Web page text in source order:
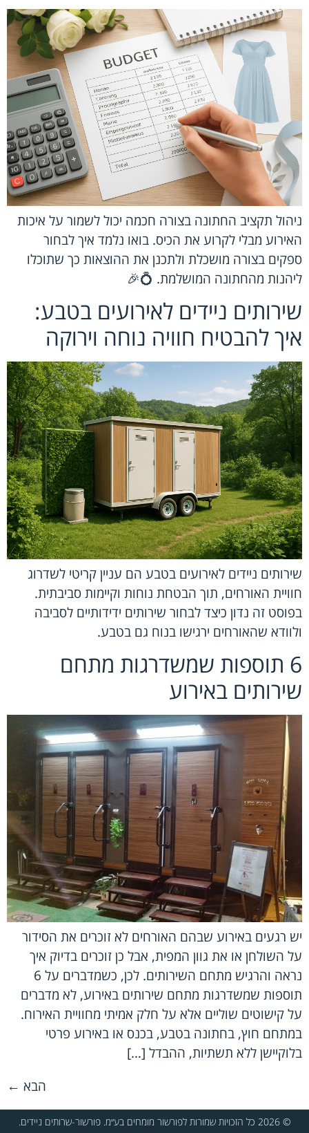
ניהול תקציב החתונה בצורה חכמה יכול לשמור על איכות
האירוע מבלי לקרוע את הכיס. בואו נלמד איך לבחור
ספקים בצורה מושכלת ולתכנן את ההוצאות כך שתוכלו
ליהנות מהחתונה המושלמת. 💍🎉
שירותים ניידים לאירועים בטבע:
איך להבטיח חוויה נוחה וירוקה
שירותים ניידים לאירועים בטבע הם עניין קריטי לשדרוג
חוויית האורחים, תוך הבטחת נוחות וקיימות סביבתית.
בפוסט זה נדון כיצד לבחור שירותים ידידותיים לסביבה
ולוודא שהאורחים ירגישו בנוח גם בטבע.
6 תוספות שמשדרגות מתחם
שירותים באירוע
יש רגעים באירוע שבהם האורחים לא זוכרים את הסידור
על השולחן או את גוון המפית, אבל כן זוכרים בדיוק איך
נראה והרגיש מתחם השירותים. לכן, כשמדברים על 6
תוספות שמשדרגות מתחם שירותים באירוע, לא מדברים
על קישוטים שוליים אלא על חלק אמיתי מחוויית האירוח.
במתחם חוץ, בחתונה בטבע, בכנס או באירוע פרטי
בלוקיישן ללא תשתיות, ההבדל […]
הבא ←
© 2026 כל הזכויות שמורות לפורשור מומחים בע״מ. פורשור-שרותים ניידים.